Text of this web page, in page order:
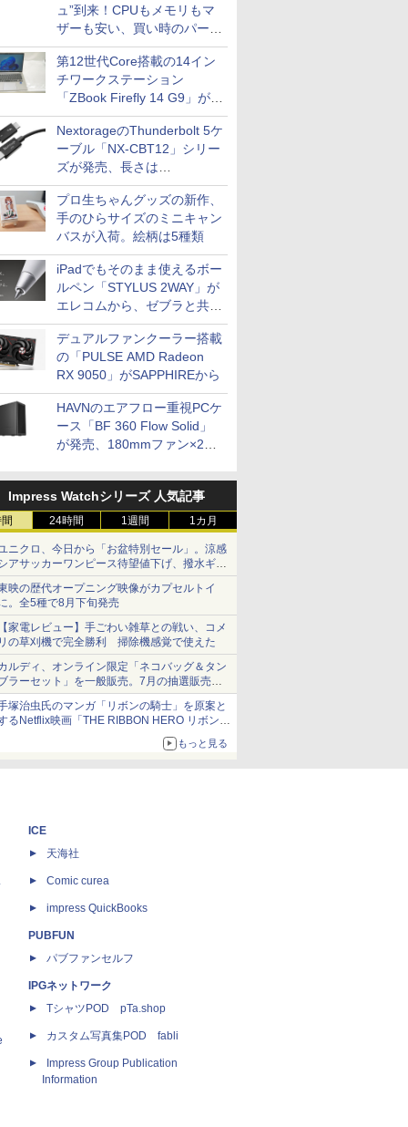
ュ”到来！CPUもメモリもマ
ザーも安い、買い時のパーツ
は？【8月7日(金)22時配信】
第12世代Core搭載の14イン
チワークステーション
「ZBook Firefly 14 G9」が
79,800円！秋葉原で中古PC
セール
NextorageのThunderbolt 5ケ
ーブル「NX-CBT12」シリー
ズが発売、長さは
30cm/50cm/1mの3種類
プロ生ちゃんグッズの新作、
手のひらサイズのミニキャン
バスが入荷。絵柄は5種類
iPadでもそのまま使えるボー
ルペン「STYLUS 2WAY」が
エレコムから、ゼブラと共同
開発
デュアルファンクーラー搭載
の「PULSE AMD Radeon
RX 9050」がSAPPHIREから
HAVNのエアフロー重視PCケ
ース「BF 360 Flow Solid」
が発売、180mmファン×2搭
Impress Watchシリーズ 人気記事
24時間 1週間 1カ月
ニクロ、今日から「お盆特別セール」。涼感
アサッカーワンピース待望値下げ、撥水ギア
ョーツは1990円に
映の歴代オープニング映像がカプセルトイ
。全5種で8月下旬発売
家電レビュー】手ごわい雑草との戦い、コメ
の草刈機で完全勝利 掃除機感覚で使えた
ルディ、オンライン限定「ネコバッグ＆タン
ラーセット」を一般販売。7月の抽選販売の
選無効分
塚治虫氏のマンガ「リボンの騎士」を原案と
るNetflix映画「THE RIBBON HERO リボンヒ
もっと見る
ICE
天海社
Comic curea
impress QuickBooks
PUBFUN
パブファンセルフ
IPGネットワーク
TシャツPOD pTa.shop
カスタム写真集POD fabli
Impress Group Publication
Information